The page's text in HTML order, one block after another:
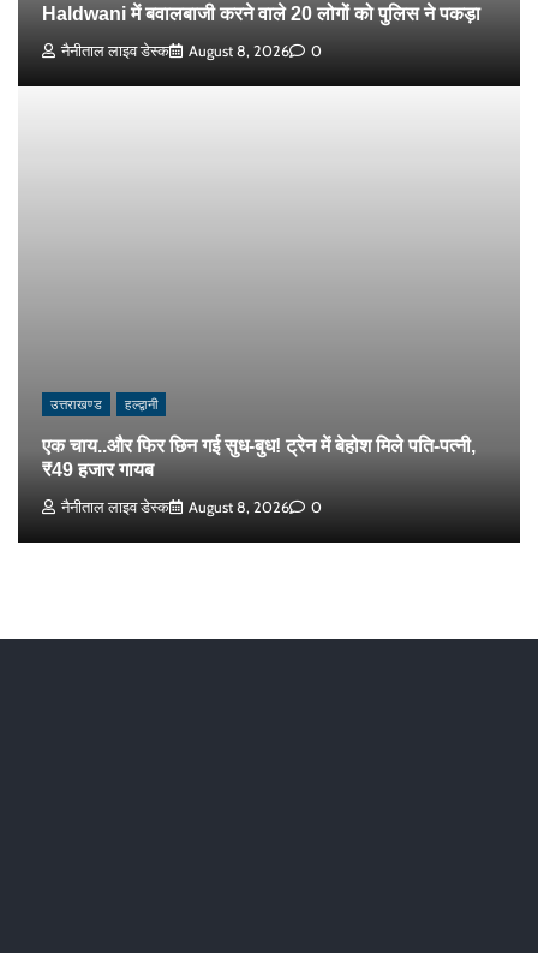
Haldwani में बवालबाजी करने वाले 20 लोगों को पुलिस ने पकड़ा
नैनीताल लाइव डेस्क August 8, 2026 0
उत्तराखण्ड हल्द्वानी
एक चाय..और फिर छिन गई सुध-बुध! ट्रेन में बेहोश मिले पति-पत्नी,
₹49 हजार गायब
नैनीताल लाइव डेस्क August 8, 2026 0